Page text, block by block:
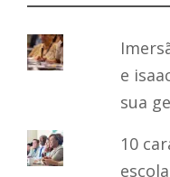
e
sua
10